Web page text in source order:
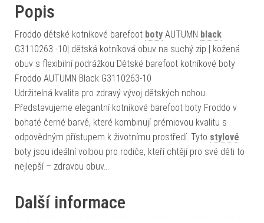
Popis
Froddo dětské kotníkové barefoot boty AUTUMN black
G3110263 -10| dětská kotníková obuv na suchý zip | kožená
obuv s flexibilní podrážkou Dětské barefoot kotníkové boty
Froddo AUTUMN Black G3110263-10
Udržitelná kvalita pro zdravý vývoj dětských nohou
Představujeme elegantní kotníkové barefoot boty Froddo v
bohaté černé barvě, které kombinují prémiovou kvalitu s
odpovědným přístupem k životnímu prostředí. Tyto stylové
boty jsou ideální volbou pro rodiče, kteří chtějí pro své děti to
nejlepší – zdravou obuv…
Další informace